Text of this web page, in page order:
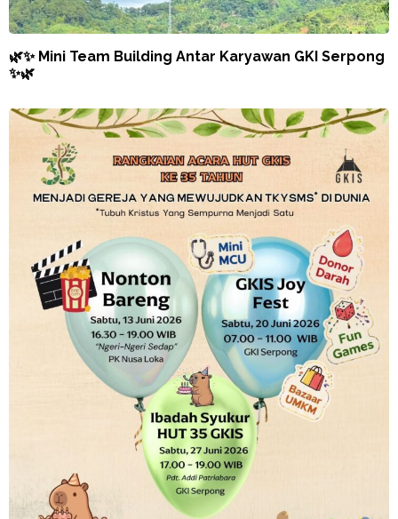
🌿✨ Mini Team Building Antar Karyawan GKI Serpong
✨🌿